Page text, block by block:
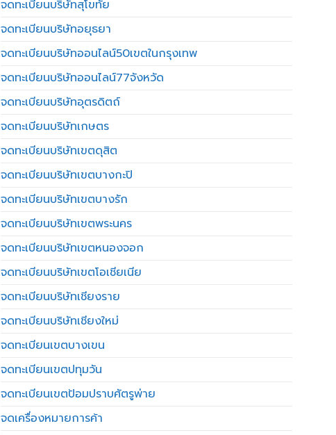
จดทะเบียนบริษัทสุโขทัย
จดทะเบียนบริษัทอยุธยา
จดทะเบียนบริษัทออนไลน์50เขตในกรุงเทพ
จดทะเบียนบริษัทออนไลน์77จังหวัด
จดทะเบียนบริษัทอุตรดิตถ์
จดทะเบียนบริษัทเกษตร
จดทะเบียนบริษัทเขตดุสิต
จดทะเบียนบริษัทเขตบางกะปิ
จดทะเบียนบริษัทเขตบางรัก
จดทะเบียนบริษัทเขตพระนคร
จดทะเบียนบริษัทเขตหนองจอก
จดทะเบียนบริษัทเขตโอเชียเนีย
จดทะเบียนบริษัทเชียงราย
จดทะเบียนบริษัทเชียงใหม่
จดทะเบียนเขตบางเขน
จดทะเบียนเขตปทุมวัน
จดทะเบียนเขตป้อมปราบศัตรูพ่าย
จดเครื่องหมายการค้า